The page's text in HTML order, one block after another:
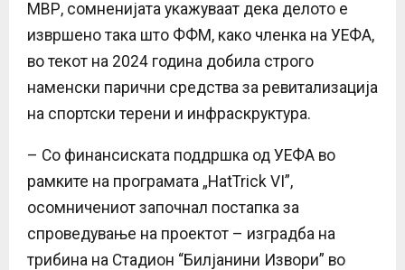
МВР, сомненијата укажуваат дека делото е
извршено така што ФФМ, како членка на УЕФА,
во текот на 2024 година добила строго
наменски парични средства за ревитализација
на спортски терени и инфраскруктура.
– Со финансиската поддршка од УЕФА во
рамките на програмата „HatTrick VI”,
осомничениот започнал постапка за
спроведување на проектот – изградба на
трибина на Стадион “Билјанини Извори” во